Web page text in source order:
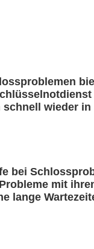
schnell wieder in
bei
mit
lange